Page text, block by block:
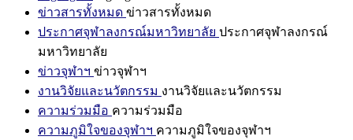
ข่าวสารทั้งหมด ข่าวสารทั้งหมด
ประกาศจุฬาลงกรณ์มหาวิทยาลัย ประกาศจุฬาลงกรณ์
มหาวิทยาลัย
ข่าวจุฬาฯ ข่าวจุฬาฯ
งานวิจัยและนวัตกรรม งานวิจัยและนวัตกรรม
ความร่วมมือ ความร่วมมือ
ความภูมิใจของจุฬาฯ ความภูมิใจของจุฬาฯ